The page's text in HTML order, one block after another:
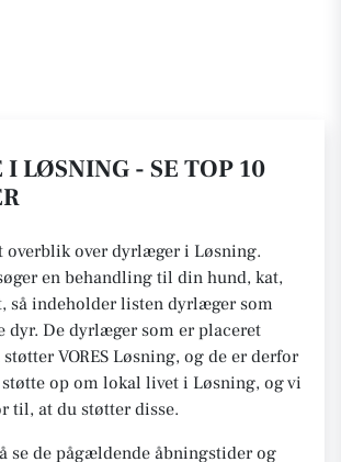
LØSNING - SE TOP 10
overblik over dyrlæger i Løsning.
en behandling til din hund, kat,
så indeholder listen dyrlæger som
dyr. De dyrlæger som er placeret
VORES Løsning, og de er derfor
op om lokal livet i Løsning, og vi
til, at du støtter disse.
se de pågældende åbningstider og